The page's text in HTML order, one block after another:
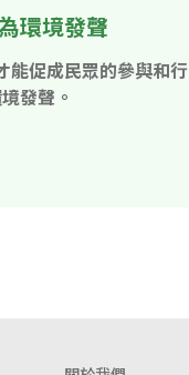
環境發聲
能促成民眾的參與和行
發聲。